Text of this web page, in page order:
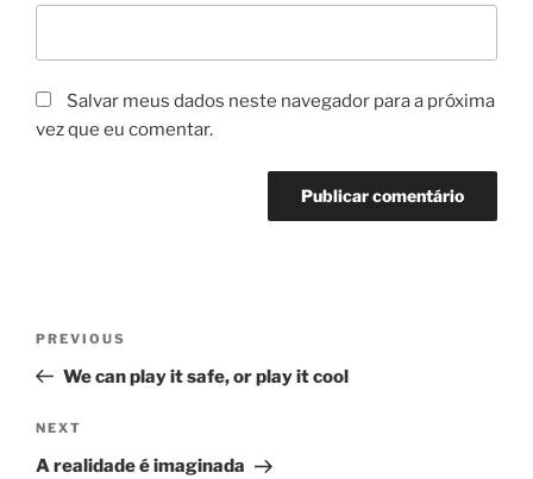
Salvar meus dados neste navegador para a próxima
vez que eu comentar.
Navegação
Post
Previous
Post
PREVIOUS
We can play it safe, or play it cool
Next
Post
NEXT
A realidade é imaginada